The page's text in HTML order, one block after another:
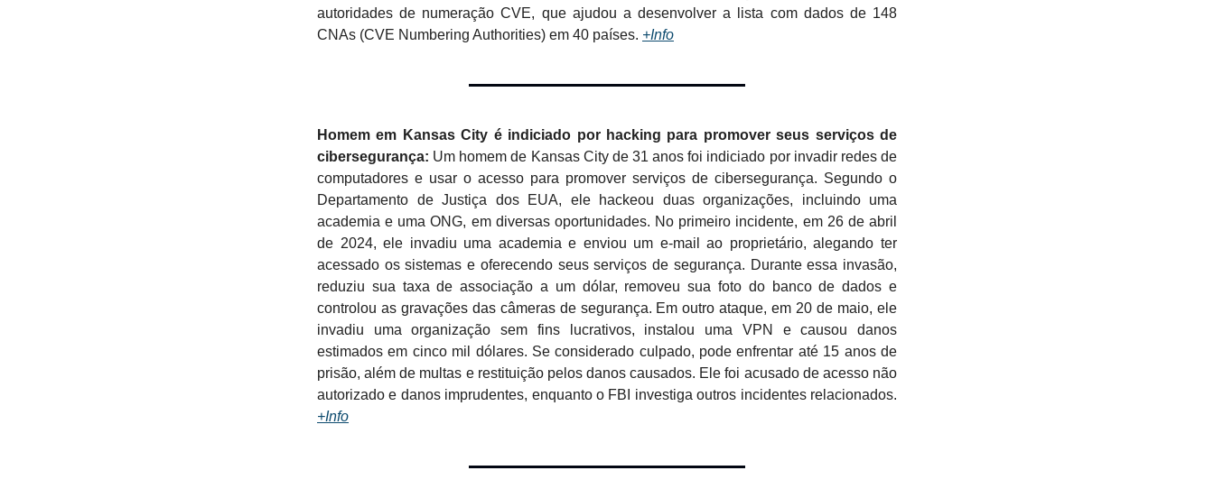
autoridades de numeração CVE, que ajudou a desenvolver a lista com dados de 148
CNAs (CVE Numbering Authorities) em 40 países. +Info
Homem em Kansas City é indiciado por hacking para promover seus serviços de
cibersegurança: Um homem de Kansas City de 31 anos foi indiciado por invadir redes de
computadores e usar o acesso para promover serviços de cibersegurança. Segundo o
Departamento de Justiça dos EUA, ele hackeou duas organizações, incluindo uma
academia e uma ONG, em diversas oportunidades. No primeiro incidente, em 26 de abril
de 2024, ele invadiu uma academia e enviou um e-mail ao proprietário, alegando ter
acessado os sistemas e oferecendo seus serviços de segurança. Durante essa invasão,
reduziu sua taxa de associação a um dólar, removeu sua foto do banco de dados e
controlou as gravações das câmeras de segurança. Em outro ataque, em 20 de maio, ele
invadiu uma organização sem fins lucrativos, instalou uma VPN e causou danos
estimados em cinco mil dólares. Se considerado culpado, pode enfrentar até 15 anos de
prisão, além de multas e restituição pelos danos causados. Ele foi acusado de acesso não
autorizado e danos imprudentes, enquanto o FBI investiga outros incidentes relacionados.
+Info